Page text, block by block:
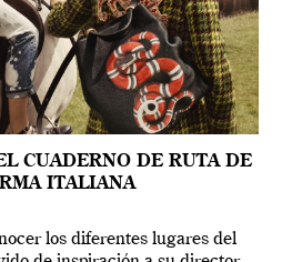
CUADERNO DE RUTA DE
ITALIANA
los diferentes lugares del